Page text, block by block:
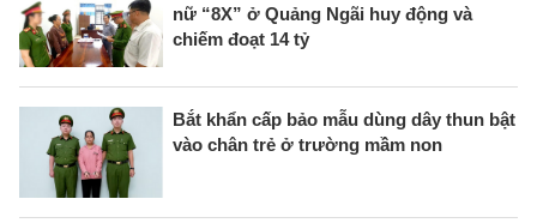
nữ “8X” ở Quảng Ngãi huy động và
chiếm đoạt 14 tỷ
Bắt khẩn cấp bảo mẫu dùng dây thun bật
vào chân trẻ ở trường mầm non